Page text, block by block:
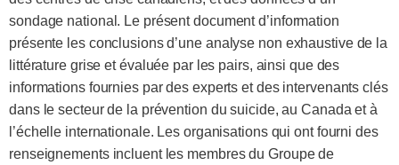
sondage national. Le présent document d’information
présente les conclusions d’une analyse non exhaustive de la
littérature grise et évaluée par les pairs, ainsi que des
informations fournies par des experts et des intervenants clés
dans le secteur de la prévention du suicide, au Canada et à
l’échelle internationale. Les organisations qui ont fourni des
renseignements incluent les membres du Groupe de